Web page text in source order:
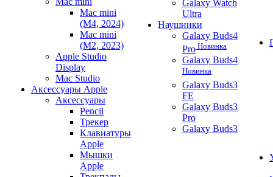
Mac mini
(M4, 2024)
Mac mini
(M2, 2023)
Apple Studio
Display
Mac Studio
Аксессуары Apple
Аксессуары
Pencil
Трекер
Клавиатуры
Apple
Мышки
Apple
Galaxy Watch
Ultra
Наушники
Galaxy Buds4
Pro Новинка
Galaxy Buds4
Новинка
Galaxy Buds3
FE
Galaxy Buds3
Pro
Galaxy Buds3